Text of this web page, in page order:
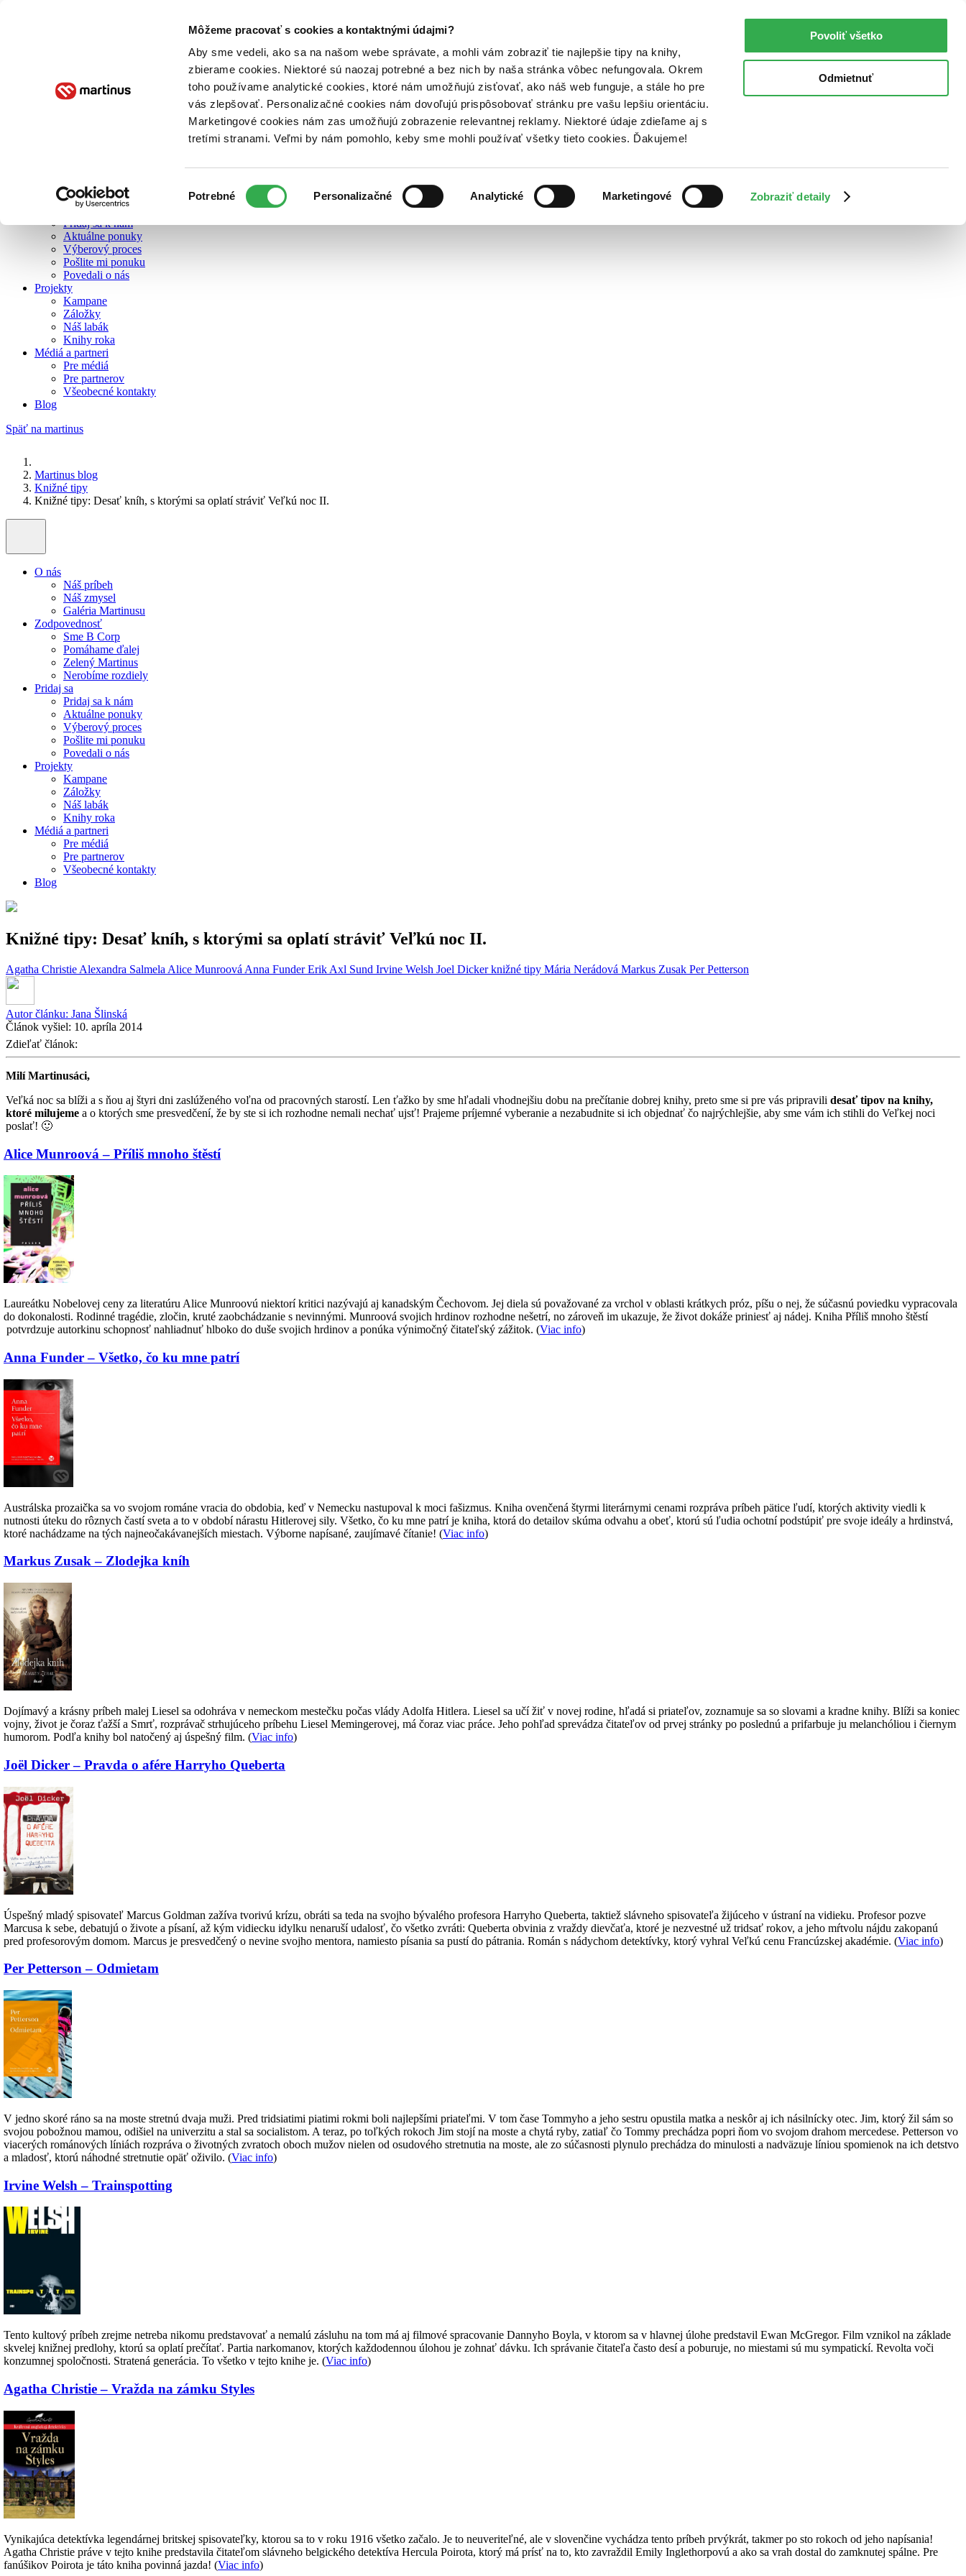
Môžeme pracovať s cookies a kontaktnými údajmi?
Aby sme vedeli, ako sa na našom webe správate, a mohli vám zobraziť tie najlepšie tipy na knihy,
zbierame cookies. Niektoré sú naozaj potrebné a bez nich by naša stránka vôbec nefungovala. Okrem
toho používame analytické cookies, ktoré nám umožňujú zisťovať, ako náš web funguje, a stále ho pre
vás zlepšovať. Personalizačné cookies nám dovoľujú prispôsobovať stránku pre vašu lepšiu orientáciu.
Marketingové cookies nám zas umožňujú zobrazenie relevantnej reklamy. Niektoré údaje zdieľame aj s
tretími stranami. Veľmi by nám pomohlo, keby sme mohli používať všetky tieto cookies. Ďakujeme!
súhlasu
Potrebné Personalizačné Analytické Marketingové Zobraziť detaily
Povoliť všetko
Odmietnuť
O nás
Zelený Martinus
Nerobíme rozdiely
Pridaj sa k nám
Aktuálne ponuky
Výberový proces
Pošlite mi ponuku
Povedali o nás
Projekty
Kampane
Záložky
Náš labák
Knihy roka
Médiá a partneri
Pre médiá
Pre partnerov
Všeobecné kontakty
Blog
Späť na martinus
Martinus blog
Knižné tipy
Knižné tipy: Desať kníh, s ktorými sa oplatí stráviť Veľkú noc II.
O nás
Náš príbeh
Náš zmysel
Galéria Martinusu
Zodpovednosť
Sme B Corp
Pomáhame ďalej
Zelený Martinus
Nerobíme rozdiely
Pridaj sa
Pridaj sa k nám
Aktuálne ponuky
Výberový proces
Pošlite mi ponuku
Povedali o nás
Projekty
Kampane
Záložky
Náš labák
Knihy roka
Médiá a partneri
Pre médiá
Pre partnerov
Všeobecné kontakty
Blog
Knižné tipy: Desať kníh, s ktorými sa oplatí stráviť Veľkú noc II.
Agatha Christie Alexandra Salmela Alice Munroová Anna FunderErik Axl Sund Irvine Welsh Joel Dickerknižné tipy Mária Nerádová Markus Zusak Per Petterson
Autor článku: Jana Šlinská
Článok vyšiel: 10. apríla 2014
Zdieľať článok:
Milí Martinusáci,
Veľká noc sa blíži a s ňou aj štyri dni zaslúženého voľna od pracovných starostí. Len ťažko by sme hľadali vhodnejšiu dobu na prečítanie dobrej knihy, preto sme si pre vás pripravili desať tipov na knihy,
ktoré milujeme a o ktorých sme presvedčení, že by ste si ich rozhodne nemali nechať ujsť! Prajeme príjemné vyberanie a nezabudnite si ich objednať čo najrýchlejšie, aby sme vám ich stihli do Veľkej noci
poslať! 🙂
Alice Munroová – Příliš mnoho štěstí
Laureátku Nobelovej ceny za literatúru Alice Munroovú niektorí kritici nazývajú aj kanadským Čechovom. Jej diela sú považované za vrchol v oblasti krátkych próz, píšu o nej, že súčasnú poviedku vypracovala
do dokonalosti. Rodinné tragédie, zločin, kruté zaobchádzanie s nevinnými. Munroová svojich hrdinov rozhodne nešetrí, no zároveň im ukazuje, že život dokáže priniesť aj nádej. Kniha Příliš mnoho štěstí
potvrdzuje autorkinu schopnosť nahliadnuť hlboko do duše svojich hrdinov a ponúka výnimočný čitateľský zážitok. (Viac info)
Anna Funder – Všetko, čo ku mne patrí
Austrálska prozaička sa vo svojom románe vracia do obdobia, keď v Nemecku nastupoval k moci fašizmus. Kniha ovenčená štyrmi literárnymi cenami rozpráva príbeh pätice ľudí, ktorých aktivity viedli k
nutnosti úteku do rôznych častí sveta a to v období nárastu Hitlerovej sily. Všetko, čo ku mne patrí je kniha, ktorá do detailov skúma odvahu a obeť, ktorú sú ľudia ochotní podstúpiť pre svoje ideály a hrdinstvá,
ktoré nachádzame na tých najneočakávanejších miestach. Výborne napísané, zaujímavé čítanie! (Viac info)
Markus Zusak – Zlodejka kníh
Dojímavý a krásny príbeh malej Liesel sa odohráva v nemeckom mestečku počas vlády Adolfa Hitlera. Liesel sa učí žiť v novej rodine, hľadá si priateľov, zoznamuje sa so slovami a kradne knihy. Blíži sa koniec
vojny, život je čoraz ťažší a Smrť, rozprávač strhujúceho príbehu Liesel Memingerovej, má čoraz viac práce. Jeho pohľad sprevádza čitateľov od prvej stránky po poslednú a prifarbuje ju melanchóliou i čiernym
humorom. Podľa knihy bol natočený aj úspešný film. (Viac info)
Joël Dicker – Pravda o afére Harryho Queberta
Úspešný mladý spisovateľ Marcus Goldman zažíva tvorivú krízu, obráti sa teda na svojho bývalého profesora Harryho Queberta, taktiež slávneho spisovateľa žijúceho v ústraní na vidieku. Profesor pozve
Marcusa k sebe, debatujú o živote a písaní, až kým vidiecku idylku nenaruší udalosť, čo všetko zvráti: Queberta obvinia z vraždy dievčaťa, ktoré je nezvestné už tridsať rokov, a jeho mŕtvolu nájdu zakopanú
pred profesorovým domom. Marcus je presvedčený o nevine svojho mentora, namiesto písania sa pustí do pátrania. Román s nádychom detektívky, ktorý vyhral Veľkú cenu Francúzskej akadémie. (Viac info)
Per Petterson – Odmietam
V jedno skoré ráno sa na moste stretnú dvaja muži. Pred tridsiatimi piatimi rokmi boli najlepšími priateľmi. V tom čase Tommyho a jeho sestru opustila matka a neskôr aj ich násilnícky otec. Jim, ktorý žil sám so
svojou pobožnou mamou, odišiel na univerzitu a stal sa socialistom. A teraz, po toľkých rokoch Jim stojí na moste a chytá ryby, zatiaľ čo Tommy prechádza popri ňom vo svojom drahom mercedese. Petterson vo
viacerých románových líniách rozpráva o životných zvratoch oboch mužov nielen od osudového stretnutia na moste, ale zo súčasnosti plynulo prechádza do minulosti a nadväzuje líniou spomienok na ich detstvo
a mladosť, ktorú náhodné stretnutie opäť oživilo. (Viac info)
Irvine Welsh – Trainspotting
Tento kultový príbeh zrejme netreba nikomu predstavovať a nemalú zásluhu na tom má aj filmové spracovanie Dannyho Boyla, v ktorom sa v hlavnej úlohe predstavil Ewan McGregor. Film vznikol na základe
skvelej knižnej predlohy, ktorú sa oplatí prečítať. Partia narkomanov, ktorých každodennou úlohou je zohnať dávku. Ich správanie čitateľa často desí a poburuje, no miestami sú mu sympatickí. Revolta voči
konzumnej spoločnosti. Stratená generácia. To všetko v tejto knihe je. (Viac info)
Agatha Christie – Vražda na zámku Styles
Vynikajúca detektívka legendárnej britskej spisovateľky, ktorou sa to v roku 1916 všetko začalo. Je to neuveriteľné, ale v slovenčine vychádza tento príbeh prvýkrát, takmer po sto rokoch od jeho napísania!
Agatha Christie práve v tejto knihe predstavila čitateľom slávneho belgického detektíva Hercula Poirota, ktorý má prísť na to, kto zavraždil Emily Inglethorpovú a ako sa vrah dostal do zamknutej spálne. Pre
fanúšikov Poirota je táto kniha povinná jazda! (Viac info)